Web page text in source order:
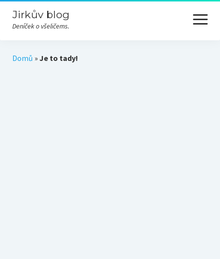
Jirkův blog
Deníček o všeličems.
otevřít
menu
Cesty
Domů »Je to tady!